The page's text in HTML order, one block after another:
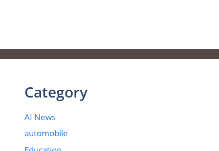
Category
AI News
automobile